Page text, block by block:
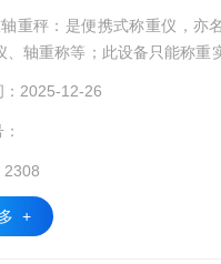
重秤：是便携式称重仪，亦
、轴重称等；此设备只能称重
过磅的情况下，实际误差是在
：2025-12-26
2308
+